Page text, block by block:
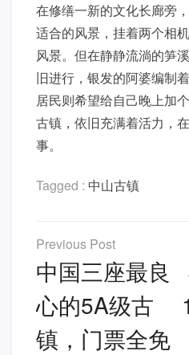
在修缮一新的文化长廊旁
适合的风景，挂着两个相
风景。但在静静流淌的笋
旧进行，银发的阿婆编制
居民则希望给自己晚上
古镇，依旧充满着活力，
事。
Tagged : 中山古镇
文
章
导
航
中国三座最良
心的5A级古
镇，门票全免